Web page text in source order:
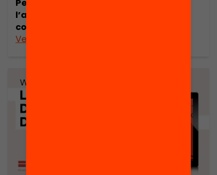
Per què deixen d’estudiar? Entendre
l’abandonament escolar, per
combatre’l
Veure’n més